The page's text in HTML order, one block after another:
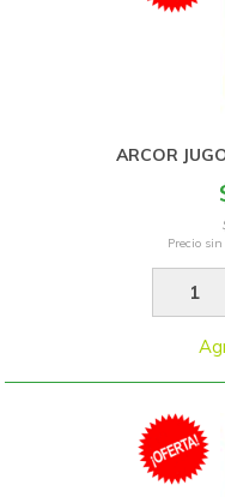
ARCOR
Precio